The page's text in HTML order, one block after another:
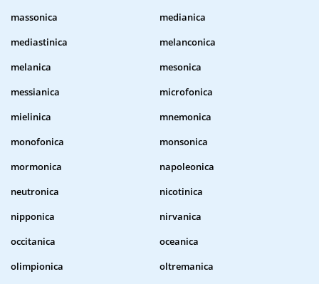
massonica
medianica
mediastinica
melanconica
melanica
mesonica
messianica
microfonica
mielinica
mnemonica
monofonica
monsonica
mormonica
napoleonica
neutronica
nicotinica
nipponica
nirvanica
occitanica
oceanica
olimpionica
oltremanica